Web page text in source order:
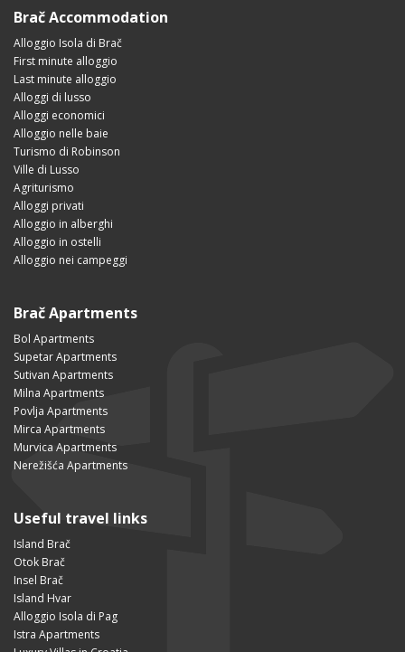
Brač Accommodation
Alloggio Isola di Brač
First minute alloggio
Last minute alloggio
Alloggi di lusso
Alloggi economici
Alloggio nelle baie
Turismo di Robinson
Ville di Lusso
Agriturismo
Alloggi privati
Alloggio in alberghi
Alloggio in ostelli
Alloggio nei campeggi
Brač Apartments
Bol Apartments
Supetar Apartments
Sutivan Apartments
Milna Apartments
Povlja Apartments
Mirca Apartments
Murvica Apartments
Nerežišća Apartments
Useful travel links
Island Brač
Otok Brač
Insel Brač
Island Hvar
Alloggio Isola di Pag
Istra Apartments